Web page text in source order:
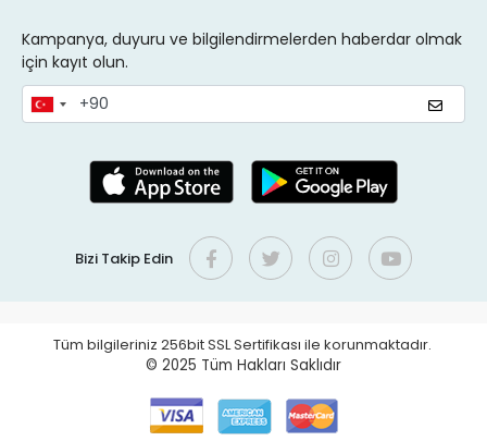
Kampanya, duyuru ve bilgilendirmelerden haberdar olmak
için kayıt olun.
Bizi Takip Edin
Tüm bilgileriniz 256bit SSL Sertifikası ile korunmaktadır.
© 2025 Tüm Hakları Saklıdır